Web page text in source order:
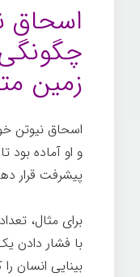
اسحاق
زمین
اسحاق نیوتن
و او آماده
پیشرفت قرار
برای مثال،
با فشار دادن
بینایی انسان